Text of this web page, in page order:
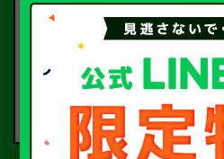
ご依頼
お電話または査定フォー
ご依頼ください。